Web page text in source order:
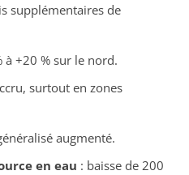
supplémentaires de
à +20 % sur le nord.
surtout en zones
augmenté.
en eau : baisse de 200